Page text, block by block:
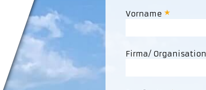
Vorname
Firma/ Organisation